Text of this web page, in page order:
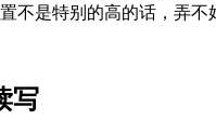
不是特别的高的话，弄
写